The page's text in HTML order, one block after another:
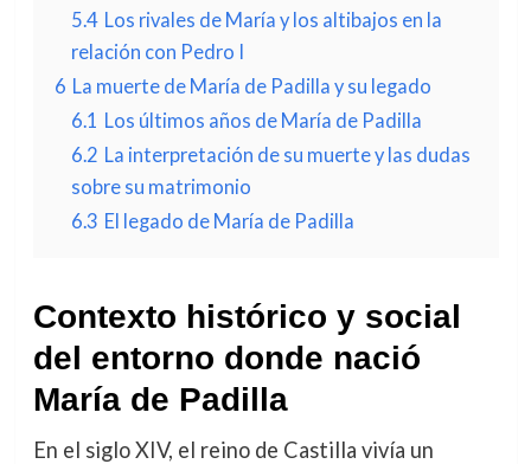
5.4 Los rivales de María y los altibajos en la
relación con Pedro I
6 La muerte de María de Padilla y su legado
6.1 Los últimos años de María de Padilla
6.2 La interpretación de su muerte y las dudas
sobre su matrimonio
6.3 El legado de María de Padilla
Contexto histórico y social
del entorno donde nació
María de Padilla
En el siglo XIV, el reino de Castilla vivía un